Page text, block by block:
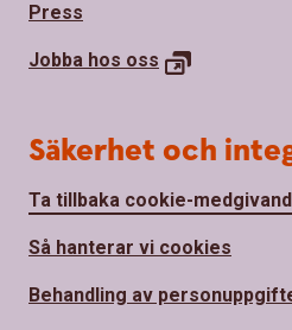
Press
Jobba hos oss
Säkerhet och
Ta tillbaka cookie-
Så hanterar vi cookies
Behandling av